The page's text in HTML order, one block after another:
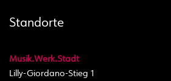
Standorte
Musik.Werk.Stadt
Lilly-Giordano-Stieg 1